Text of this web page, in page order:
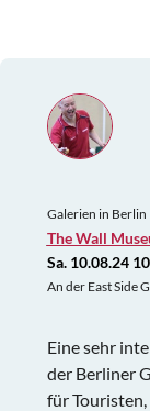
Galerien in Berlin
The Wall
Sa. 10.08.24
An der East Side
Eine sehr
der Berliner
für